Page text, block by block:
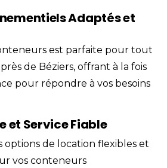
Adaptés et
est parfaite pour tout
de Béziers, offrant à la fois
pour répondre à vos besoins
et Service Fiable
options de location flexibles et
vos conteneurs